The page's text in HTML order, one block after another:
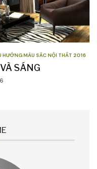
HƯỚNG MÀU SẮC NỘI THẤT 2016
SÁNG